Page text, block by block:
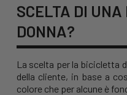
SCELTA DI
DONNA?
La scelta per la bicicletta
della cliente, in base a
colore che per alcune è